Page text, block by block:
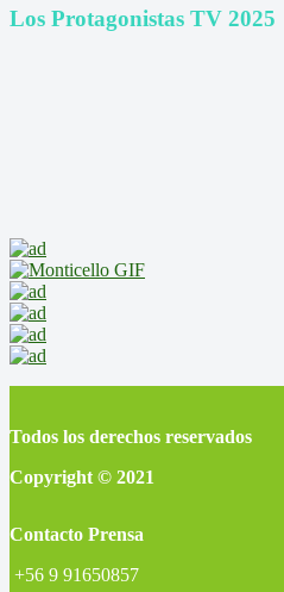
Los Protagonistas TV 2025
Todos los derechos reservados
Copyright © 2021
Contacto Prensa
+56 9 91650857